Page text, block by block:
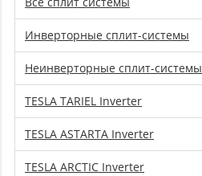
Инверторные сплит-системы
Неинверторные сплит-системы
TESLA TARIEL Inverter
TESLA ASTARTA Inverter
TESLA ARCTIC Inverter